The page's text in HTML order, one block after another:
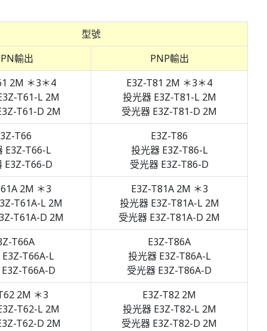
型號
輸出
PNP輸出
2M ＊3＊4
T61-L 2M
T61-D 2M
E3Z-T81 2M ＊3＊4
投光器 E3Z-T81-L 2M
受光器 E3Z-T81-D 2M
T66
E3Z-T66-L
E3Z-T66-D
E3Z-T86
投光器 E3Z-T86-L
受光器 E3Z-T86-D
2M ＊3
T61A-L 2M
T61A-D 2M
E3Z-T81A 2M ＊3
投光器 E3Z-T81A-L 2M
受光器 E3Z-T81A-D 2M
T66A
T66A-L
T66A-D
E3Z-T86A
投光器 E3Z-T86A-L
受光器 E3Z-T86A-D
2M ＊3
T62-L 2M
T62-D 2M
E3Z-T82 2M
投光器 E3Z-T82-L 2M
受光器 E3Z-T82-D 2M